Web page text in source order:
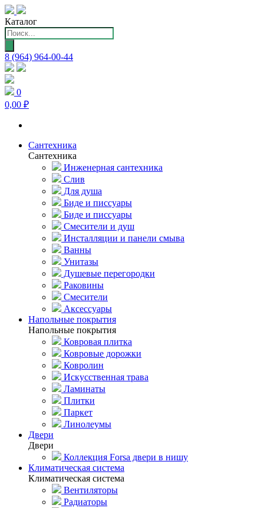
Каталог
Поиск
товаров
8 (964) 964-00-44
0
0,00 ₽
Сантехника
Сантехника
Инженерная сантехника
Слив
Для душа
Биде и писсуары
Биде и писсуары
Смесители и душ
Инсталляции и панели смыва
Ванны
Унитазы
Душевые перегородки
Раковины
Смесители
Аксессуары
Напольные покрытия
Напольные покрытия
Ковровая плитка
Ковровые дорожки
Ковролин
Искусственная трава
Ламинаты
Плитки
Паркет
Линолеумы
Двери
Двери
Коллекция Forsa двери в нишу
Климатическая система
Климатическая система
Вентиляторы
Радиаторы